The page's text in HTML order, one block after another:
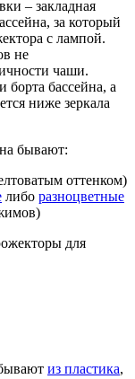
– закладная
за который
с лампой.
не
чаши.
борта бассейна, а
ниже зеркала
бывают:
оттенком)
либо разноцветные
для
из пластика,